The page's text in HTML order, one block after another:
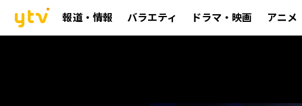
報道・情報 バラエティ ドラマ・映画 アニメ